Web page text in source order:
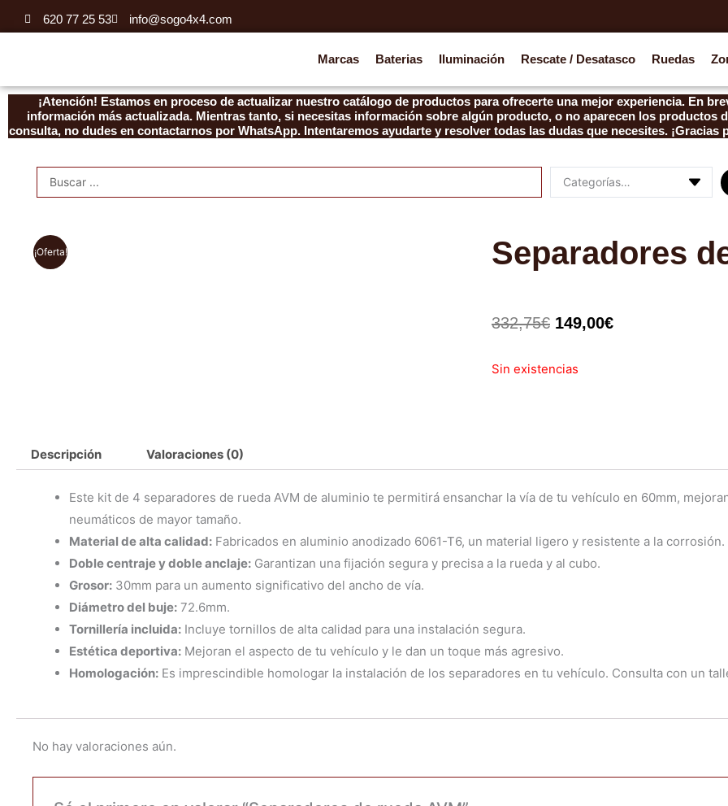
al
620 77 25 53 info@sogo4x4.com
Marcas Baterias Iluminación Rescate / Desatasco Ruedas
¡Atención! Estamos en proceso de actualizar nuestro catálogo de productos para ofrecerte una mejor experiencia. En
información más actualizada. Mientras tanto, si necesitas información sobre algún producto, o no aparecen los productos
consulta, no dudes en contactarnos por WhatsApp. Intentaremos ayudarte y resolver todas las dudas que necesites.
Search
...
¡Oferta! Separadores
332,75€ El
149,00€El
Sin existencias
Descripción Valoraciones (0)
Este kit de 4 separadores de rueda AVM de aluminio te permitirá ensanchar la vía de tu vehículo en 60mm,
neumáticos de mayor tamaño.
Material de alta calidad: Fabricados en aluminio anodizado 6061-T6, un material ligero y resistente a la corrosión.
Doble centraje y doble anclaje: Garantizan una fijación segura y precisa a la rueda y al cubo.
Grosor: 30mm para un aumento significativo del ancho de vía.
Diámetro del buje: 72.6mm.
Tornillería incluida: Incluye tornillos de alta calidad para una instalación segura.
Estética deportiva: Mejoran el aspecto de tu vehículo y le dan un toque más agresivo.
Homologación: Es imprescindible homologar la instalación de los separadores en tu vehículo. Consulta con un
No hay valoraciones aún.